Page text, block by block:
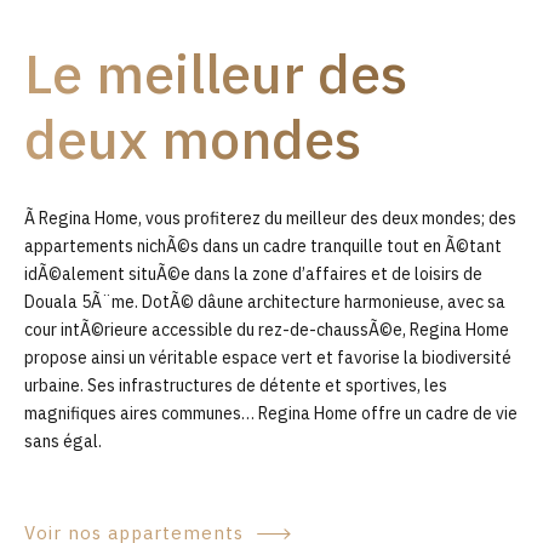
0
Le meilleur des
deux mondes
Ã Regina Home, vous profiterez du meilleur des deux mondes; des
appartements nichÃ©s dans un cadre tranquille tout en Ã©tant
idÃ©alement situÃ©e dans la zone d’affaires et de loisirs de
Douala 5Ã¨me. DotÃ© dâune architecture harmonieuse, avec sa
cour intÃ©rieure accessible du rez-de-chaussÃ©e, Regina Home
propose ainsi un véritable espace vert et favorise la biodiversité
urbaine. Ses infrastructures de détente et sportives, les
magnifiques aires communes… Regina Home offre un cadre de vie
sans égal.
Voir nos appartements